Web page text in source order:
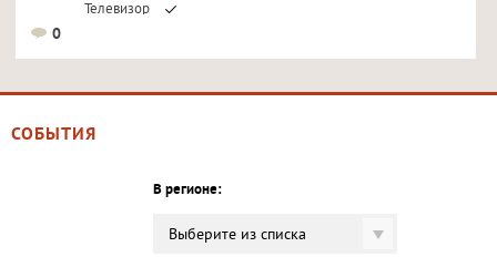
Телевизор
0
СОБЫТИЯ
В регионе:
Выберите из списка